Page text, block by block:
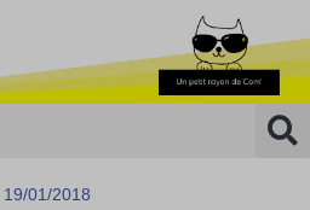
19/01/2018